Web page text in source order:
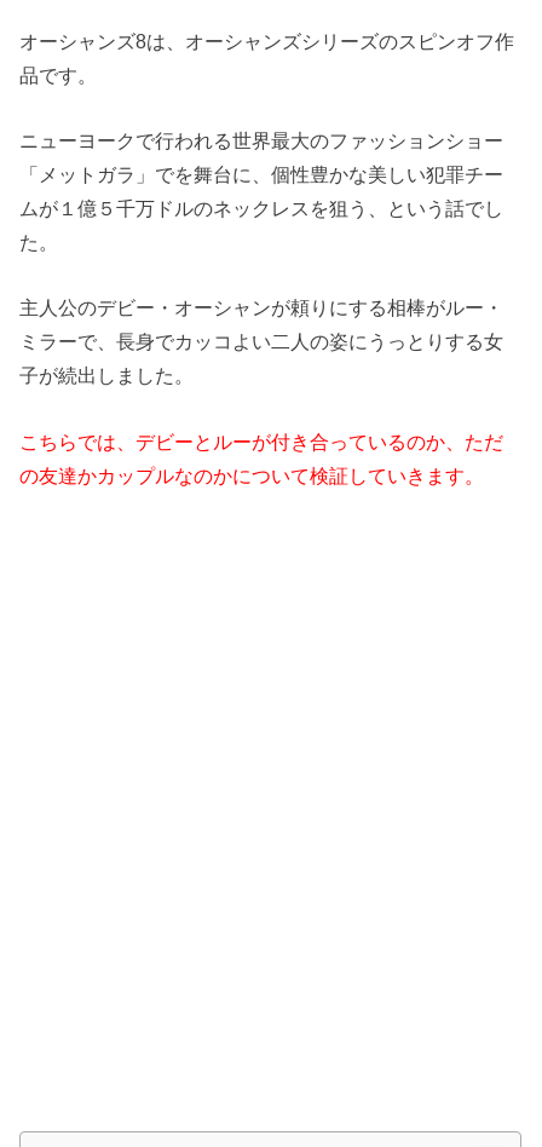
オーシャンズ8は、オーシャンズシリーズのスピンオフ作
品です。
ニューヨークで行われる世界最大のファッションショー
「メットガラ」でを舞台に、個性豊かな美しい犯罪チー
ムが１億５千万ドルのネックレスを狙う、という話でし
た。
主人公のデビー・オーシャンが頼りにする相棒がルー・
ミラーで、長身でカッコよい二人の姿にうっとりする女
子が続出しました。
こちらでは、デビーとルーが付き合っているのか、ただ
の友達かカップルなのかについて検証していきます。